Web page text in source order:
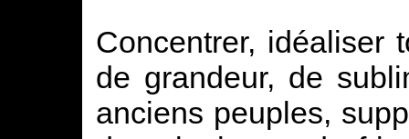
Concentrer, idéaliser
de grandeur, de
anciens peuples,